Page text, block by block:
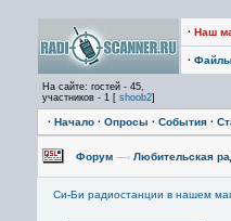
· Наш
· Файлы
На сайте: гостей - 45,
участников - 1 [ shoob2]
· Начало · Опросы · События ·
Форум —› Любительская
Си-Би радиостанции в нашем